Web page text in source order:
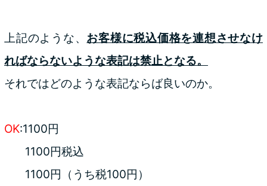
上記のような、 お客様に税込価格を連想させなけ
ればならないような表記は禁止となる。
それではどのような表記ならば良いのか。
OK:1100円
1100円税込
1100円（うち税100円）